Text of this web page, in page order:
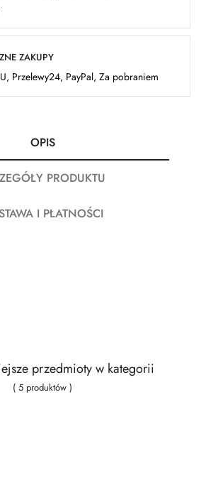
ZAKUPY
Przelewy24, PayPal, Za pobraniem
OPIS
PRODUKTU
I PŁATNOŚCI
przedmioty w kategorii
( 5 produktów )